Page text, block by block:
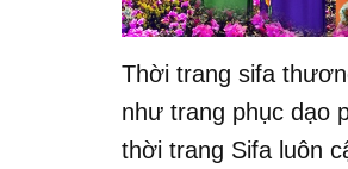
Thời trang sifa
như trang phục dạo
thời trang Sifa luôn